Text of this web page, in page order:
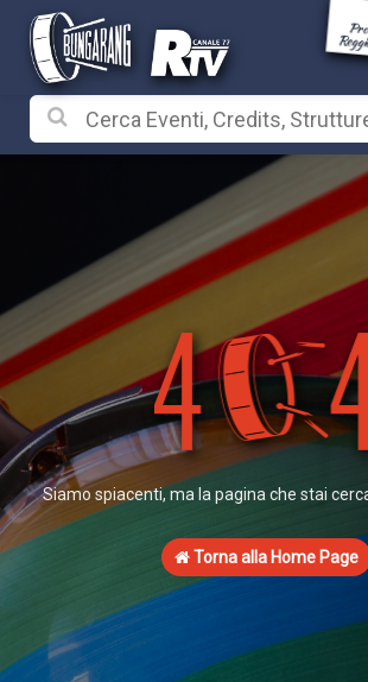
Siamo spiacenti, ma la pagina che stai
Torna alla Home Page